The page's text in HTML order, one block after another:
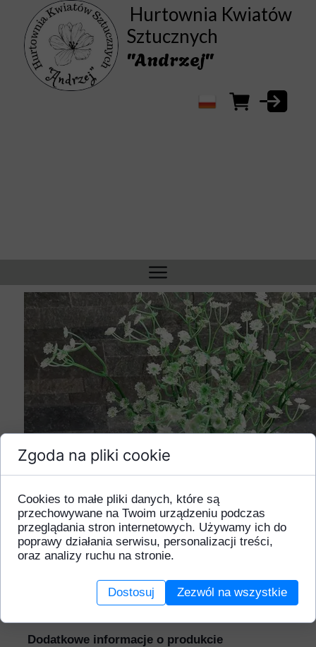
Hurtownia Kwiatów
Sztucznych
"Andrzej"
Dodatkowe informacje o produkcie
Zgoda na pliki cookie
Cookies to małe pliki danych, które są
przechowywane na Twoim urządzeniu podczas
przeglądania stron internetowych. Używamy ich do
poprawy działania serwisu, personalizacji treści,
oraz analizy ruchu na stronie.
Dostosuj Zezwól na wszystkie